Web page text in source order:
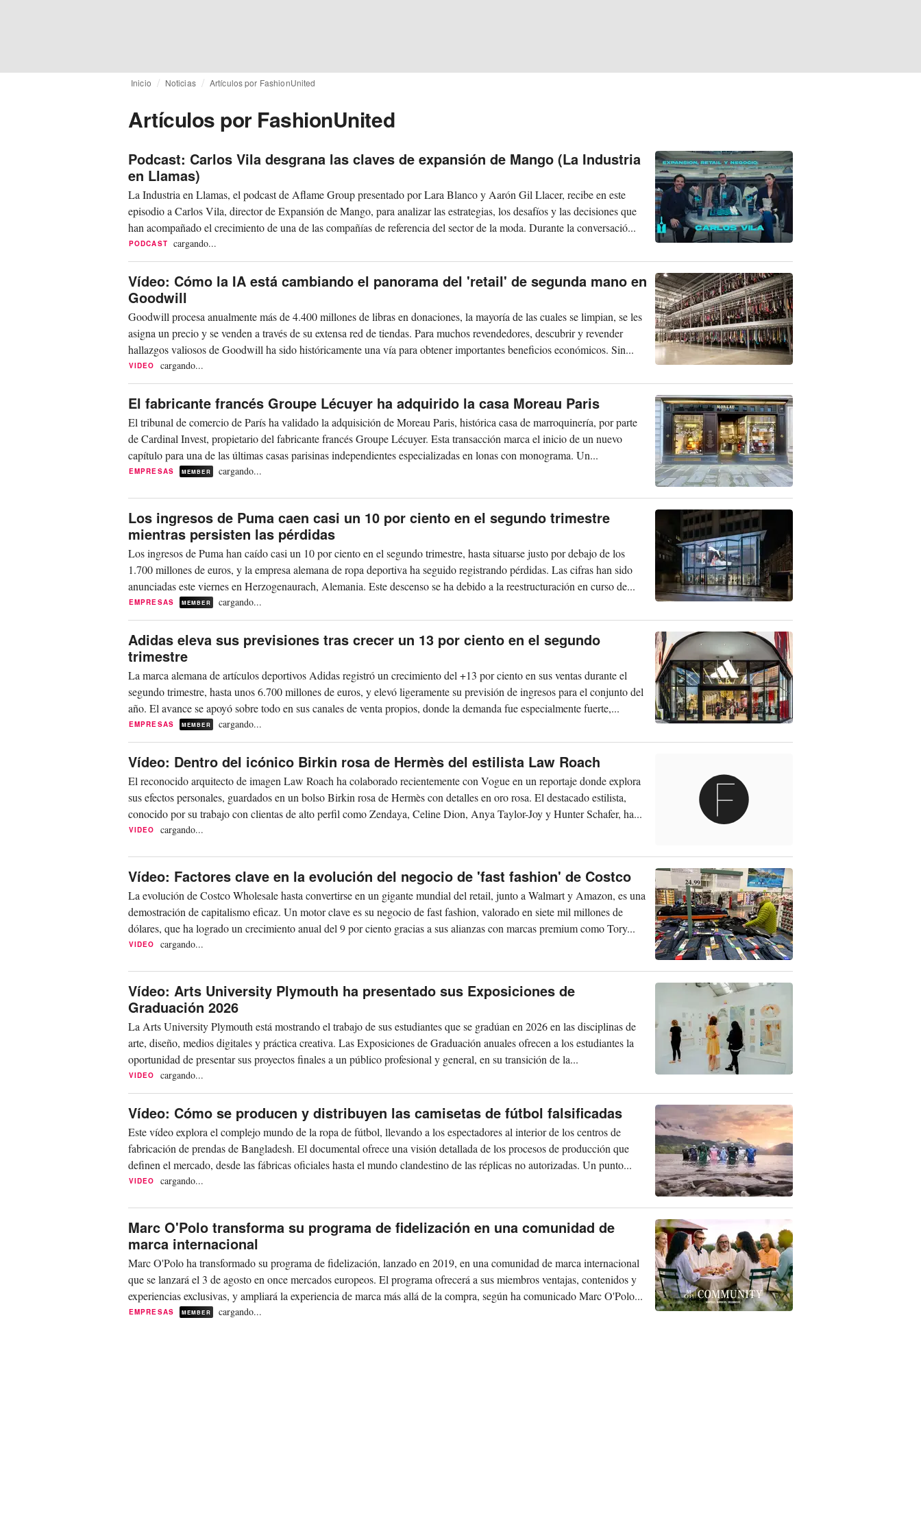
Inicio Noticias Artículos por FashionUnited
Artículos por FashionUnited
Podcast: Carlos Vila desgrana las claves de expansión de Mango (La Industria
en Llamas)
La Industria en Llamas, el podcast de Aflame Group presentado por Lara Blanco y Aarón Gil Llacer, recibe en este
episodio a Carlos Vila, director de Expansión de Mango, para analizar las estrategias, los desafíos y las decisiones que
han acompañado el crecimiento de una de las compañías de referencia del sector de la moda. Durante la conversació...
PODCAST cargando...
Vídeo: Cómo la IA está cambiando el panorama del 'retail' de segunda mano en
Goodwill
Goodwill procesa anualmente más de 4.400 millones de libras en donaciones, la mayoría de las cuales se limpian, se les
asigna un precio y se venden a través de su extensa red de tiendas. Para muchos revendedores, descubrir y revender
hallazgos valiosos de Goodwill ha sido históricamente una vía para obtener importantes beneficios económicos. Sin...
VIDEO cargando...
El fabricante francés Groupe Lécuyer ha adquirido la casa Moreau Paris
El tribunal de comercio de París ha validado la adquisición de Moreau Paris, histórica casa de marroquinería, por parte
de Cardinal Invest, propietario del fabricante francés Groupe Lécuyer. Esta transacción marca el inicio de un nuevo
capítulo para una de las últimas casas parisinas independientes especializadas en lonas con monograma. Un...
EMPRESAS MEMBER cargando...
Los ingresos de Puma caen casi un 10 por ciento en el segundo trimestre
mientras persisten las pérdidas
Los ingresos de Puma han caído casi un 10 por ciento en el segundo trimestre, hasta situarse justo por debajo de los
1.700 millones de euros, y la empresa alemana de ropa deportiva ha seguido registrando pérdidas. Las cifras han sido
anunciadas este viernes en Herzogenaurach, Alemania. Este descenso se ha debido a la reestructuración en curso de...
EMPRESAS MEMBER cargando...
Adidas eleva sus previsiones tras crecer un 13 por ciento en el segundo
trimestre
La marca alemana de artículos deportivos Adidas registró un crecimiento del +13 por ciento en sus ventas durante el
segundo trimestre, hasta unos 6.700 millones de euros, y elevó ligeramente su previsión de ingresos para el conjunto del
año. El avance se apoyó sobre todo en sus canales de venta propios, donde la demanda fue especialmente fuerte,...
EMPRESAS MEMBER cargando...
Vídeo: Dentro del icónico Birkin rosa de Hermès del estilista Law Roach
El reconocido arquitecto de imagen Law Roach ha colaborado recientemente con Vogue en un reportaje donde explora
sus efectos personales, guardados en un bolso Birkin rosa de Hermès con detalles en oro rosa. El destacado estilista,
conocido por su trabajo con clientas de alto perfil como Zendaya, Celine Dion, Anya Taylor-Joy y Hunter Schafer, ha...
VIDEO cargando...
Vídeo: Factores clave en la evolución del negocio de 'fast fashion' de Costco
La evolución de Costco Wholesale hasta convertirse en un gigante mundial del retail, junto a Walmart y Amazon, es una
demostración de capitalismo eficaz. Un motor clave es su negocio de fast fashion, valorado en siete mil millones de
dólares, que ha logrado un crecimiento anual del 9 por ciento gracias a sus alianzas con marcas premium como Tory...
VIDEO cargando...
Vídeo: Arts University Plymouth ha presentado sus Exposiciones de
Graduación 2026
La Arts University Plymouth está mostrando el trabajo de sus estudiantes que se gradúan en 2026 en las disciplinas de
arte, diseño, medios digitales y práctica creativa. Las Exposiciones de Graduación anuales ofrecen a los estudiantes la
oportunidad de presentar sus proyectos finales a un público profesional y general, en su transición de la...
VIDEO cargando...
Vídeo: Cómo se producen y distribuyen las camisetas de fútbol falsificadas
Este vídeo explora el complejo mundo de la ropa de fútbol, llevando a los espectadores al interior de los centros de
fabricación de prendas de Bangladesh. El documental ofrece una visión detallada de los procesos de producción que
definen el mercado, desde las fábricas oficiales hasta el mundo clandestino de las réplicas no autorizadas. Un punto...
VIDEO cargando...
Marc O'Polo transforma su programa de fidelización en una comunidad de
marca internacional
Marc O'Polo ha transformado su programa de fidelización, lanzado en 2019, en una comunidad de marca internacional
que se lanzará el 3 de agosto en once mercados europeos. El programa ofrecerá a sus miembros ventajas, contenidos y
experiencias exclusivas, y ampliará la experiencia de marca más allá de la compra, según ha comunicado Marc O'Polo...
EMPRESAS MEMBER cargando...